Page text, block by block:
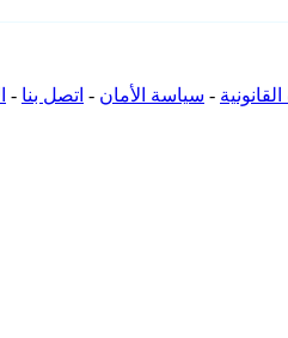
- سياسة الأمان - اتصل بنا -